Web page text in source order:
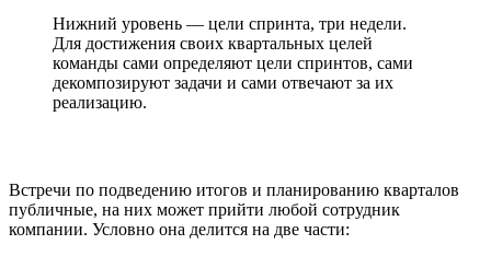
Нижний уровень — цели спринта, три недели.
Для достижения своих квартальных целей
команды сами определяют цели спринтов, сами
декомпозируют задачи и сами отвечают за их
реализацию.
Встречи по подведению итогов и планированию кварталов
публичные, на них может прийти любой сотрудник
компании. Условно она делится на две части: